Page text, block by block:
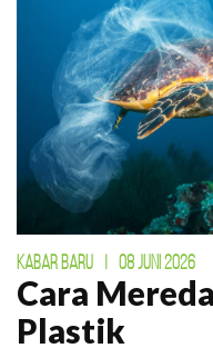
KABAR BARU | 08 JUNI 2026
Cara
Plastik